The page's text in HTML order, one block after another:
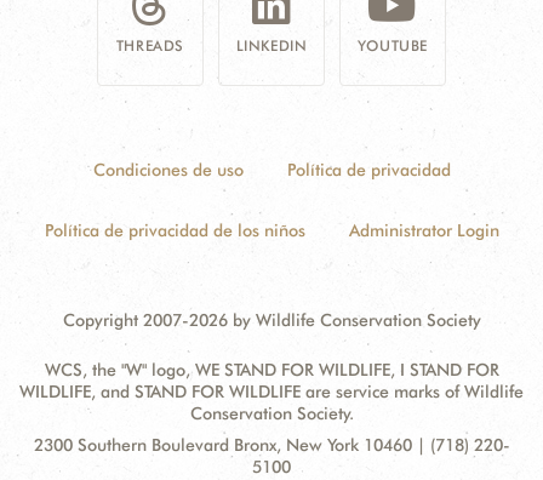
THREADS LINKEDIN YOUTUBE
Condiciones de uso Política de privacidad
Política de privacidad de los niños Administrator Login
Copyright 2007-2026 by Wildlife Conservation Society
WCS, the "W" logo, WE STAND FOR WILDLIFE, I STAND FOR
WILDLIFE, and STAND FOR WILDLIFE are service marks of Wildlife
Conservation Society.
Contact
Address:
2300 Southern Boulevard Bronx, New York 10460 | (718) 220-
5100